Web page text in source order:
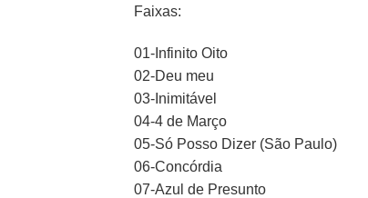
Faixas:
01-Infinito Oito
02-Deu meu
03-Inimitável
04-4 de Março
05-Só Posso Dizer (São Paulo)
06-Concórdia
07-Azul de Presunto